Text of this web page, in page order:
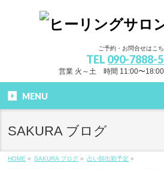
ご予約・お問合せはこ
TEL 090-7888-
営業 火～土 時間 11:00〜
MENU
SAKURA ブログ
HOME » SAKURA ブログ » 占い師出勤予定 »